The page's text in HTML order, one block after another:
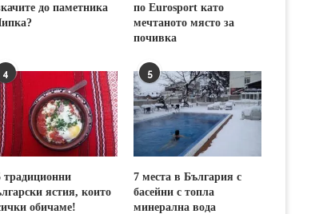
до паметника
по Eurosport като
мечтаното място за
почивка
4
традиционни
ястия, които
обичаме!
5
7 места в България с
басейни с топла
минерална вода